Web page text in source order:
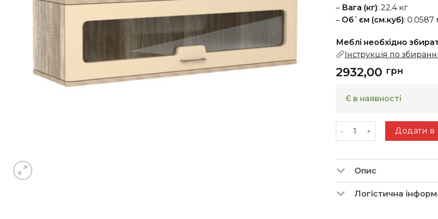
– Вага (кг): 22.4 кг
– Об`єм (см.куб): 0.0587
Меблі необхідно
Інструкція по
2932,00 грн
Є в наявності
Вітрина навісна 1ДДодати в
Опис
Логістична